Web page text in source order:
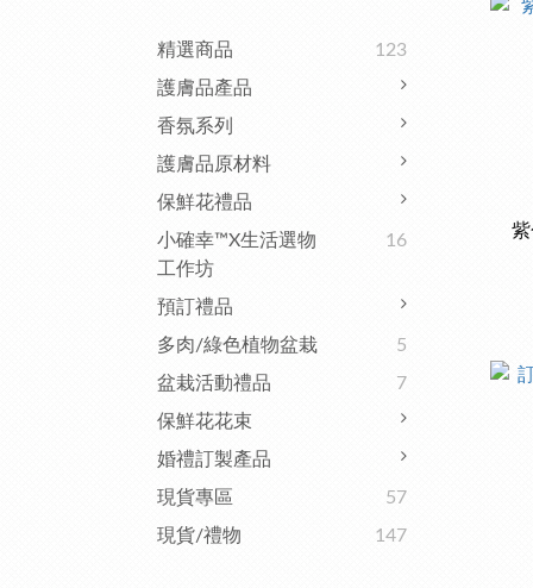
精選商品
123
護膚品產品
香氛系列
護膚品原材料
保鮮花禮品
小確幸™x生活選物
工作坊
16
預訂禮品
多肉/綠色植物盆栽
5
盆栽活動禮品
7
保鮮花花束
婚禮訂製產品
現貨專區
57
現貨/禮物
147